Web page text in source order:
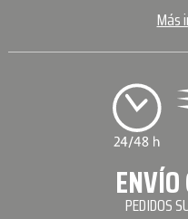
Más
PEDIDOS